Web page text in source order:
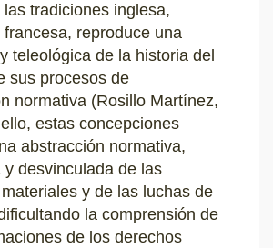
tradiciones inglesa,
reproduce una
teleológica de la historia del
sus procesos de
normativa (Rosillo Martínez,
estas concepciones
abstracción normativa,
y desvinculada de las
y de las luchas de
la comprensión de
de los derechos